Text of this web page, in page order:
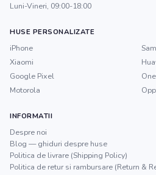
Luni-Vineri, 09:00-18:00
HUSE PERSONALIZATE
iPhone
Xiaomi
Google Pixel
Motorola
INFORMATII
Despre noi
Blog — ghiduri despre huse
Politica de livrare (Shipping Policy)
Politica de retur si rambursare (Return &